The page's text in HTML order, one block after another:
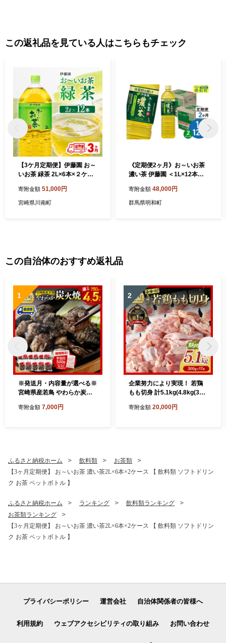
この返礼品を見ている人はこちらもチェック
【3ケ月定期便】伊藤園 お～
いお茶 緑茶 2L×6本×２ケー
ンク お茶 ペットボトル 】
寄附金額 51,000円
宮崎県川南町
《定期便2ヶ月》お～いお茶
濃い茶 伊藤園 ＜1L×12本＞
お茶 緑茶 ペットボトル 国産
伊藤園]
寄附金額 48,000円
群馬県明和町
この自治体のおすすめ返礼品
1
※発送月・内容量が選べる※
宮崎県産若鳥 やわらか炭火
み手羽元500gあり・なしが
寄附金額 7,000円
2
企業努力により実現！ 若鶏
もも切身 計5.1kg(4.8kg(300
産 鶏肉 肉 とり もも肉 モモ
寄附金額 20,000円
ふるさと納税ホーム 飲料類
お茶類
【3ヶ月定期便】 お～いお茶 濃い茶2L×6本×2ケース 【 飲料類 ソフトドリン
ク お茶 ペットボトル 】
ふるさと納税ホーム ランキング
飲料類ランキング
お茶類ランキング
【3ヶ月定期便】 お～いお茶 濃い茶2L×6本×2ケース 【 飲料類 ソフトドリン
ク お茶 ペットボトル 】
プライバシーポリシー 運営会社 自治体関係者の皆様へ
利用規約 ウェブアクセシビリティの取り組み お問い合わせ